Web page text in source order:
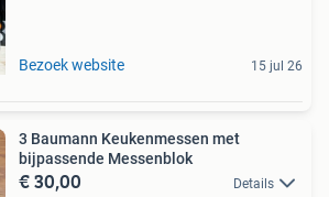
Bezoek website 15 jul 26
3 Baumann Keukenmessen met
bijpassende Messenblok
€ 30,00 Details